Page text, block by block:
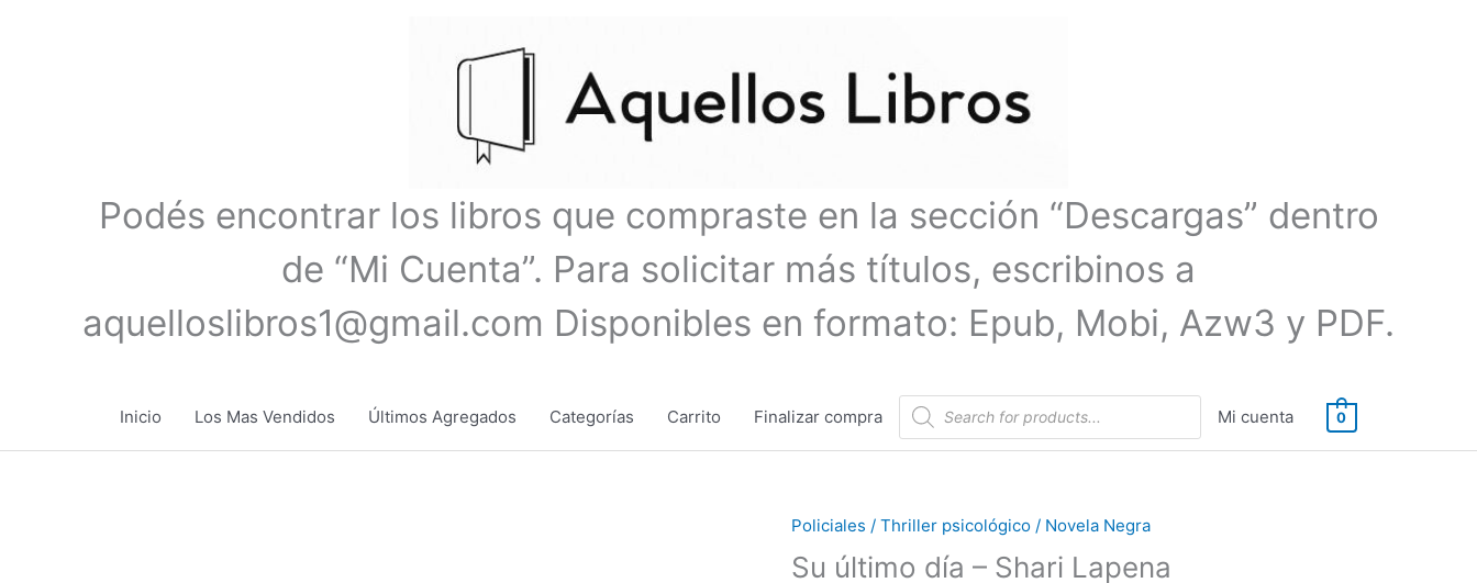
Podés encontrar los libros que compraste en la sección “Descargas” dentro
de “Mi Cuenta”. Para solicitar más títulos, escribinos a
aquelloslibros1@gmail.com Disponibles en formato: Epub, Mobi, Azw3 y PDF.
Inicio Los Mas Vendidos Últimos Agregados Categorías Carrito Finalizar compra
Búsqueda
de
productos
Mi cuenta 0
Policiales / Thriller psicológico / Novela Negra
Su último día – Shari Lapena
Su
último